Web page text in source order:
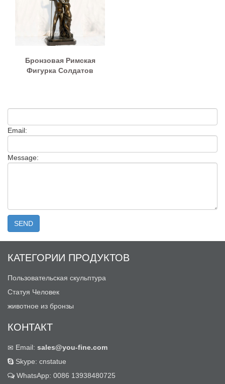
Бронзовая Римская
Фигурка Солдатов
Email:
Message:
КАТЕГОРИИ ПРОДУКТОВ
Пользовательская скульптура
Статуя Человек
животное из бронзы
КОНТАКТ
Email: sales@you-fine.com
Skype: cnstatue
WhatsApp: 0086 13938480725